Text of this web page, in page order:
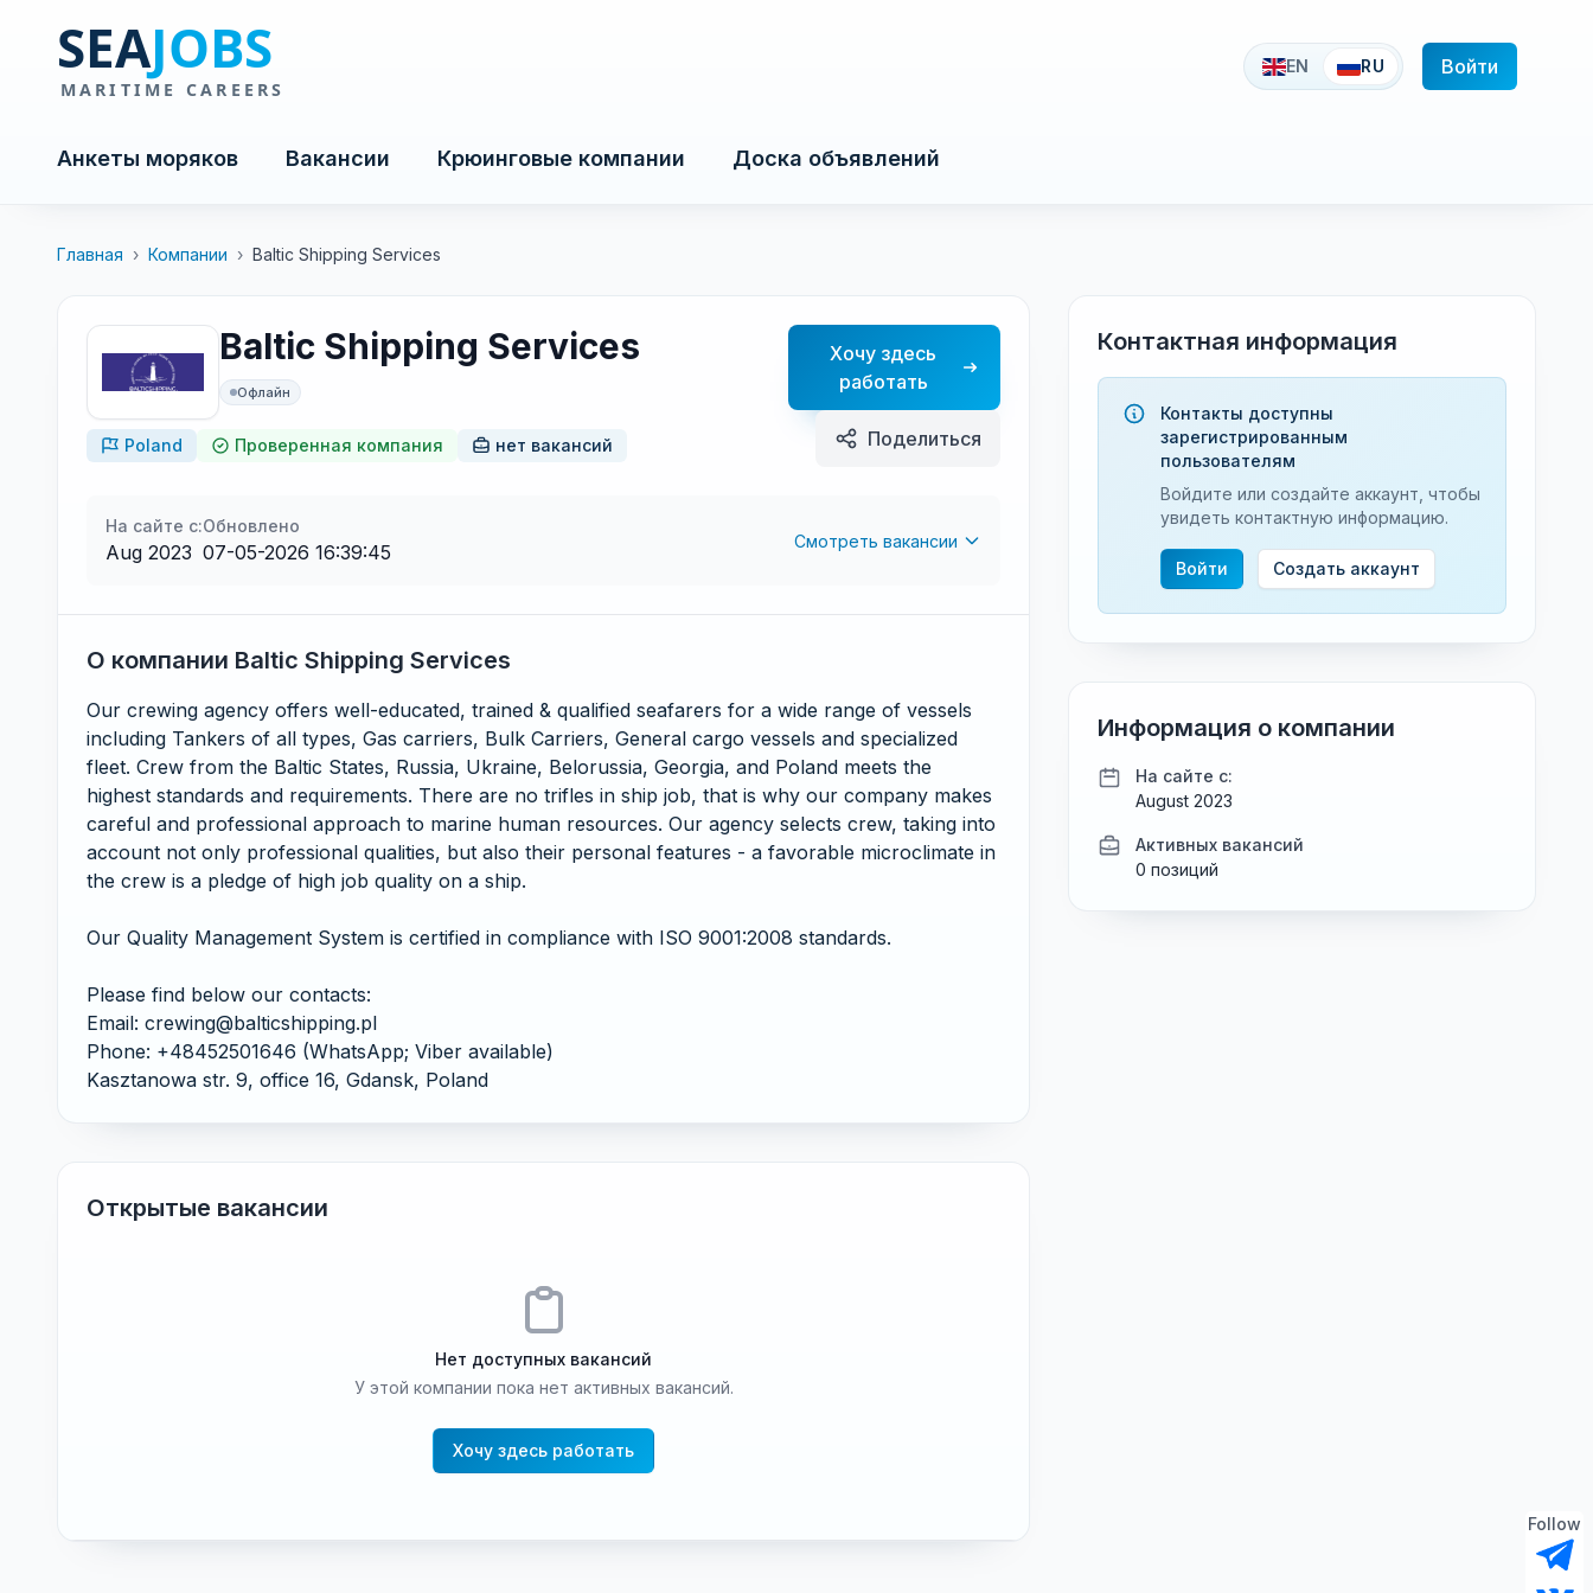
EN RU Войти
Анкеты моряков Вакансии Крюинговые компании Доска объявлений
Главная › Компании › Baltic Shipping Services
Baltic Shipping Services
Офлайн
Poland Проверенная компания нет вакансий
Хочу здесь
работать
Поделиться
На сайте с:
Aug 2023
Обновлено
07-05-2026 16:39:45 Смотреть вакансии
О компании Baltic Shipping Services
Our crewing agency offers well-educated, trained & qualified seafarers for a wide range of vessels
including Tankers of all types, Gas carriers, Bulk Carriers, General cargo vessels and specialized
fleet. Crew from the Baltic States, Russia, Ukraine, Belorussia, Georgia, and Poland meets the
highest standards and requirements. There are no trifles in ship job, that is why our company makes
careful and professional approach to marine human resources. Our agency selects crew, taking into
account not only professional qualities, but also their personal features - a favorable microclimate in
the crew is a pledge of high job quality on a ship.
Our Quality Management System is certified in compliance with ISO 9001:2008 standards.
Please find below our contacts:
Email: crewing@balticshipping.pl
Phone: +48452501646 (WhatsApp; Viber available)
Kasztanowa str. 9, office 16, Gdansk, Poland
Открытые вакансии
Нет доступных вакансий
У этой компании пока нет активных вакансий.
Хочу здесь работать
Контактная информация
Контакты доступны
зарегистрированным
пользователям
Войдите или создайте аккаунт, чтобы
увидеть контактную информацию.
Войти Создать аккаунт
Информация о компании
На сайте с:
August 2023
Активных вакансий
0 позиций
Follow